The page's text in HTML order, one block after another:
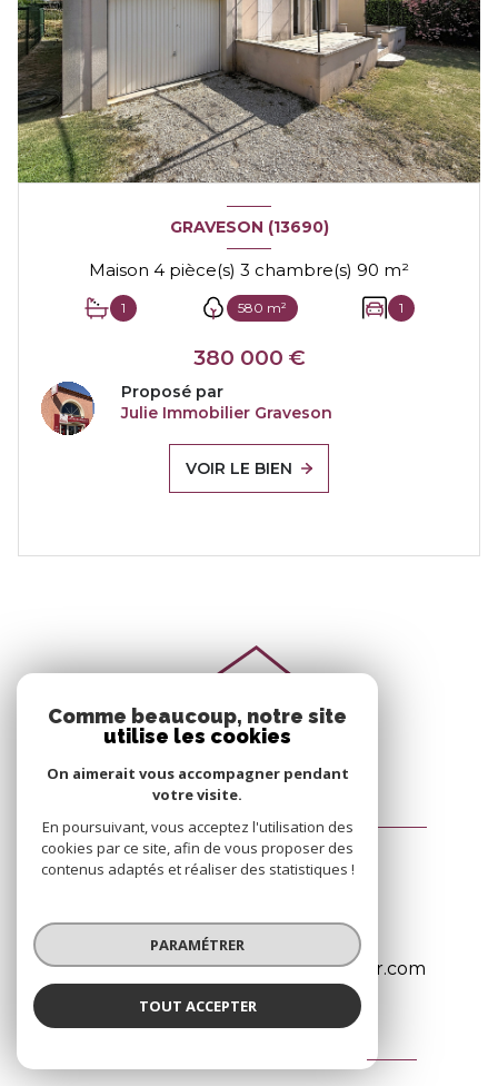
GRAVESON (13690)
Maison 4 pièce(s) 3 chambre(s) 90 m²
1 580 m² 1
380 000 €
Proposé par
Julie Immobilier Graveson
VOIR LE BIEN
JULIE IMMOBILIER GRAVESON
3 Rue Docteur Pramayon
04 90 15 41 41
graveson@lagence-julieimmobilier.com
Comme beaucoup, notre site
utilise les cookies
On aimerait vous accompagner pendant
votre visite.
En poursuivant, vous acceptez l'utilisation des
cookies par ce site, afin de vous proposer des
contenus adaptés et réaliser des statistiques !
PARAMÉTRER
TOUT ACCEPTER